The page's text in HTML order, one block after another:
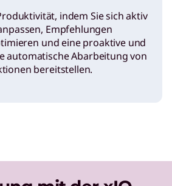
indem Sie sich aktiv
Empfehlungen
und eine proaktive und
automatische Abarbeitung von
bereitstellen.